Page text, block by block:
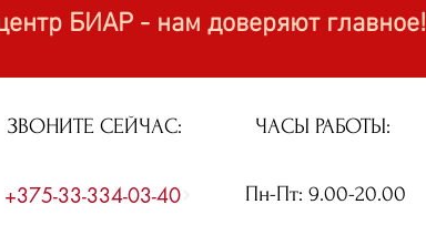
БИАР - нам доверяют главное!
ЗВОНИТЕ СЕЙЧАС:
+375-33-334-03-40
ЧАСЫ РАБОТЫ:
Пн-Пт: 9.00-20.00